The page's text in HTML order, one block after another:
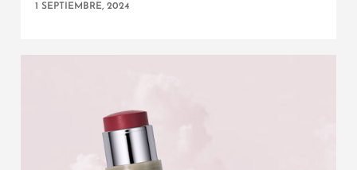
1 SEPTIEMBRE, 2024